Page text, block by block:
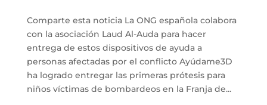
Comparte esta noticia La ONG española colabora
con la asociación Laud Al-Auda para hacer
entrega de estos dispositivos de ayuda a
personas afectadas por el conflicto Ayúdame3D
ha logrado entregar las primeras prótesis para
niños víctimas de bombardeos en la Franja de...